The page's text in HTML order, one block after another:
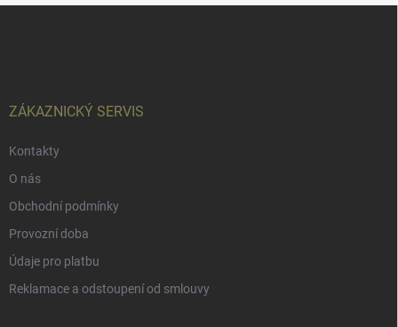
ZÁKAZNICKÝ SERVIS
Kontakty
O nás
Obchodní podmínky
Provozní doba
Údaje pro platbu
Reklamace a odstoupení od smlouvy